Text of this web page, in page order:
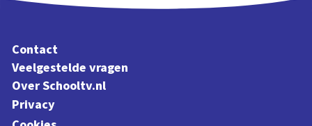
Contact
Veelgestelde vragen
Over Schooltv.nl
Privacy